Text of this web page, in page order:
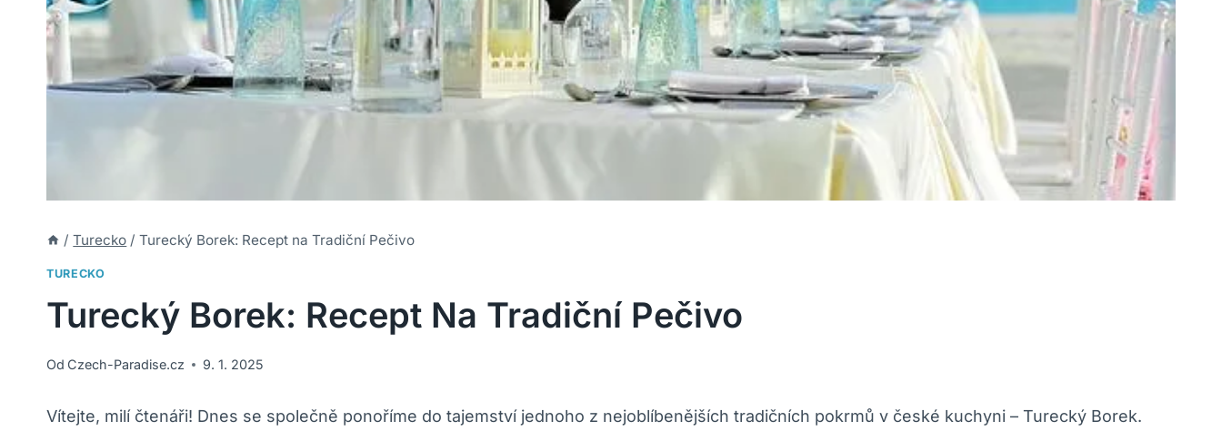
/ Turecko / Turecký Borek: Recept na Tradiční Pečivo
TURECKO
Turecký Borek: Recept Na Tradiční Pečivo
Od Czech-Paradise.cz 9. 1. 2025
Vítejte, milí čtenáři! Dnes se společně ponoříme do tajemství jednoho z nejoblíbenějších tradičních pokrmů v české kuchyni – Turecký Borek.